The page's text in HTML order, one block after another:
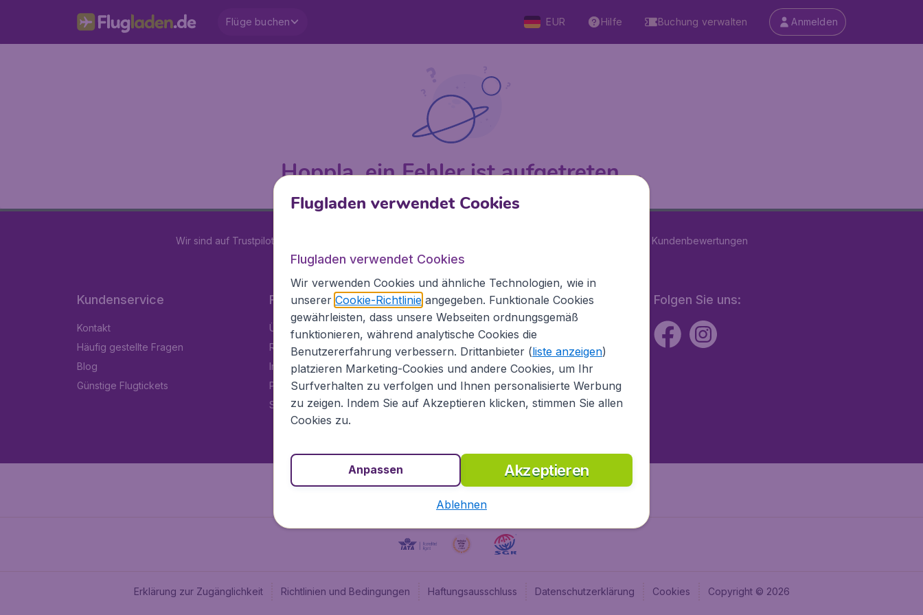
Flüge buchen EUR Hilfe Buchung verwalten Anmelden
Hoppla, ein Fehler ist aufgetreten ...
Wir sind auf Trustpilot mit Kundenbewertungen
Kundenservice
Kontakt
Häufig gestellte Fragen
Blog
Günstige Flugtickets
Flugladen.de
Über Flugladen.de
Rechtliche Informationen
Impressum
Partnerprogramm
Stellenangebote
Internationale Webseiten
CheapTickets.nl
CheapTickets.be
BudgetAir.fr
BudgetAir.es
BudgetAir.it
Folgen Sie uns:
Erklärung zur Zugänglichkeit Richtlinien und Bedingungen Haftungsausschluss Datenschutzerklärung Cookies Copyright © 2026
Flugladen verwendet Cookies
Flugladen verwendet Cookies
Wir verwenden Cookies und ähnliche Technologien, wie in
unserer Cookie-Richtlinieangegeben. Funktionale Cookies
gewährleisten, dass unsere Webseiten ordnungsgemäß
funktionieren, während analytische Cookies die
Benutzererfahrung verbessern. Drittanbieter (liste anzeigen)
platzieren Marketing-Cookies und andere Cookies, um Ihr
Surfverhalten zu verfolgen und Ihnen personalisierte Werbung
zu zeigen. Indem Sie auf Akzeptieren klicken, stimmen Sie allen
Cookies zu.
Akzeptieren
Anpassen
Ablehnen